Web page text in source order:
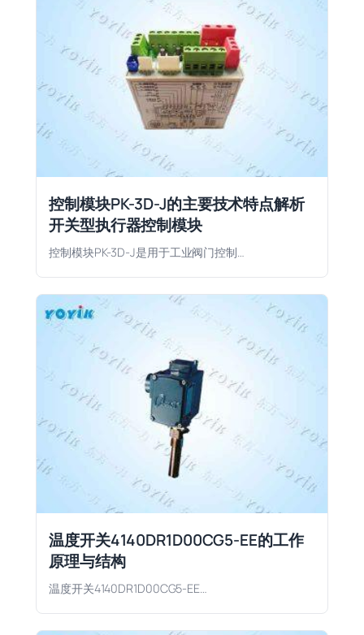
控制模块PK-3D-J的主要技术特点解析
开关型执行器控制模块
控制模块PK-3D-J是用于工业阀门控制…
温度开关4140DR1D00CG5-EE的工作
原理与结构
温度开关4140DR1D00CG5-EE…